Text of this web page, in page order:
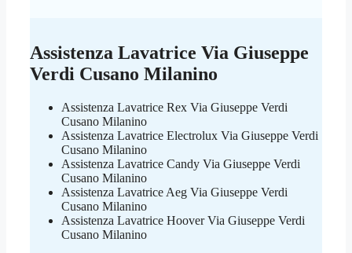
Assistenza Lavatrice Via Giuseppe
Verdi Cusano Milanino
Assistenza Lavatrice Rex Via Giuseppe Verdi
Cusano Milanino
Assistenza Lavatrice Electrolux Via Giuseppe Verdi
Cusano Milanino
Assistenza Lavatrice Candy Via Giuseppe Verdi
Cusano Milanino
Assistenza Lavatrice Aeg Via Giuseppe Verdi
Cusano Milanino
Assistenza Lavatrice Hoover Via Giuseppe Verdi
Cusano Milanino